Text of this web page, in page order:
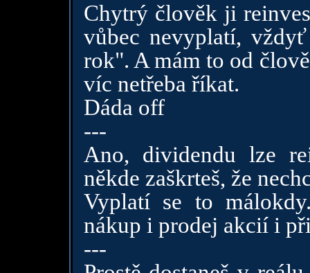
Chytrý člověk ji
vůbec nevyplatí,
rok". A mám to od
víc netřeba říkat.
Dáda off
---
Ano, dividendu lze
někde zaškrteš, že
Vyplatí se to
nákup i prodej akcií i
---